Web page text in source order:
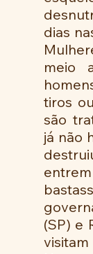
dias
meio
tiros
são
já não
(SP) e